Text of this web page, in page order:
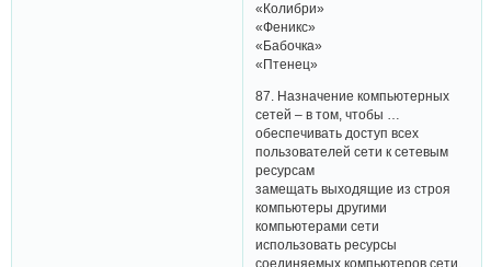
«Колибри»
«Феникс»
«Бабочка»
«Птенец»
87. Назначение компьютерных
сетей – в том, чтобы …
обеспечивать доступ всех
пользователей сети к сетевым
ресурсам
замещать выходящие из строя
компьютеры другими
компьютерами сети
использовать ресурсы
соединяемых компьютеров сети,